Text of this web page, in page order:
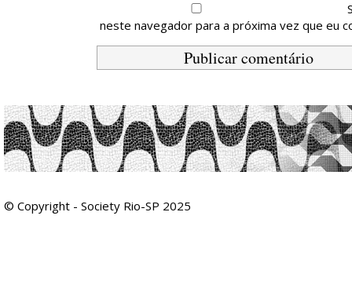
neste navegador para a próxima vez que eu
© Copyright - Society Rio-SP 2025